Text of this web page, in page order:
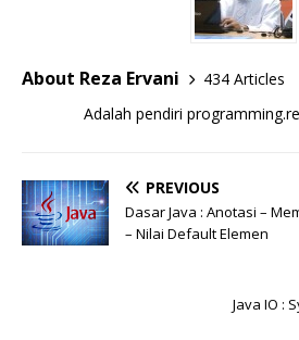
About Reza Ervani
434 Articles
Adalah pendiri
PREVIOUS
Dasar Java : Anotasi –
– Nilai Default Elemen
Java IO :